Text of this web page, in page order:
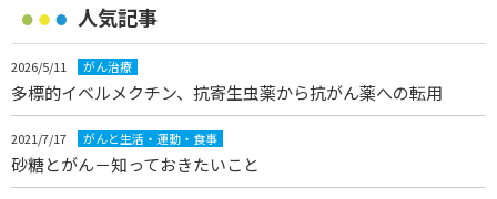
人気記事
2026/5/11 がん治療
多標的イベルメクチン、抗寄生虫薬から抗がん薬への転用
2021/7/17 がんと生活・運動・食事
砂糖とがん－知っておきたいこと